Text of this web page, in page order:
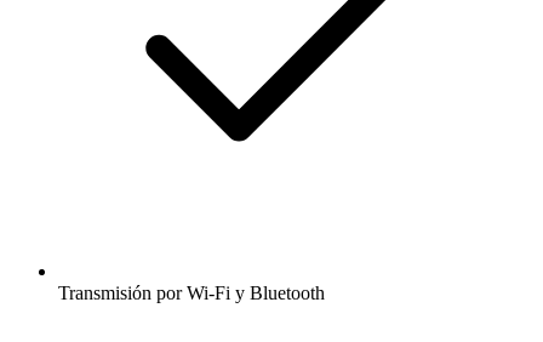
Transmisión por Wi-Fi y Bluetooth